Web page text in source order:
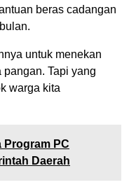
beras cadangan
untuk menekan
Tapi yang
warga kita
Program PC
Daerah